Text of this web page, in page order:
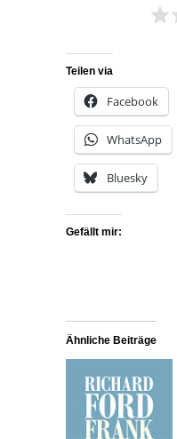
Teilen via
Facebook
WhatsApp
Bluesky
Gefällt mir:
Ähnliche Beiträge